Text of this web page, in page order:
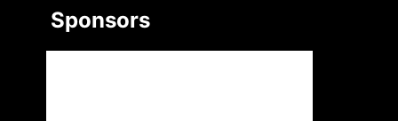
Sponsors